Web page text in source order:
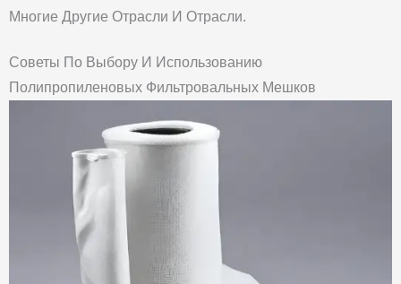
Многие Другие Отрасли И Отрасли.
Советы По Выбору И Использованию
Полипропиленовых Фильтровальных Мешков